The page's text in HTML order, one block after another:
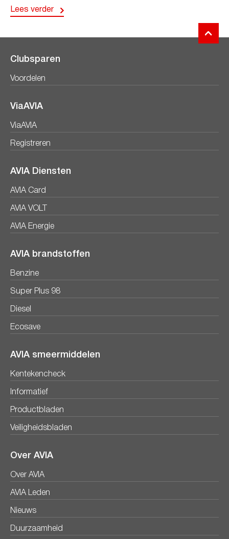
Lees verder
Clubsparen
Voordelen
ViaAVIA
ViaAVIA
Registreren
AVIA Diensten
AVIA Card
AVIA VOLT
AVIA Energie
AVIA brandstoffen
Benzine
Super Plus 98
Diesel
Ecosave
AVIA smeermiddelen
Kentekencheck
Informatief
Productbladen
Veiligheidsbladen
Over AVIA
Over AVIA
AVIA Leden
Nieuws
Duurzaamheid